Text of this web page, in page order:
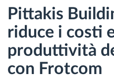
Analisi dello stile di guida
Monitoraggio dei tempi
Gestione delle forza
Pittakis
riduce i costi
produttività
con Frotcom